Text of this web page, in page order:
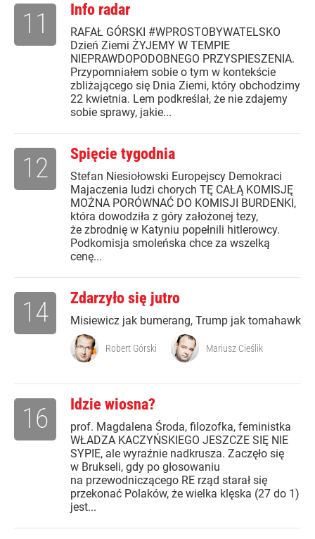
Info radar
RAFAŁ GÓRSKI #WPROSTOBYWATELSKO
Dzień Ziemi ŻYJEMY W TEMPIE
NIEPRAWDOPODOBNEGO PRZYSPIESZENIA.
Przypomniałem sobie o tym w kontekście
zbliżającego się Dnia Ziemi, który obchodzimy
22 kwietnia. Lem podkreślał, że nie zdajemy
sobie sprawy, jakie...
11
Spięcie tygodnia
Stefan Niesiołowski Europejscy Demokraci
Majaczenia ludzi chorych TĘ CAŁĄ KOMISJĘ
MOŻNA PORÓWNAĆ DO KOMISJI BURDENKI,
która dowodziła z góry założonej tezy,
że zbrodnię w Katyniu popełnili hitlerowcy.
Podkomisja smoleńska chce za wszelką
cenę...
12
Zdarzyło się jutro
Misiewicz jak bumerang, Trump jak tomahawk
14
Robert Górski Mariusz Cieślik
Idzie wiosna?
prof. Magdalena Środa, filozofka, feministka
WŁADZA KACZYŃSKIEGO JESZCZE SIĘ NIE
SYPIE, ale wyraźnie nadkrusza. Zaczęło się
w Brukseli, gdy po głosowaniu
na przewodniczącego RE rząd starał się
przekonać Polaków, że wielka klęska (27 do 1)
jest...
16